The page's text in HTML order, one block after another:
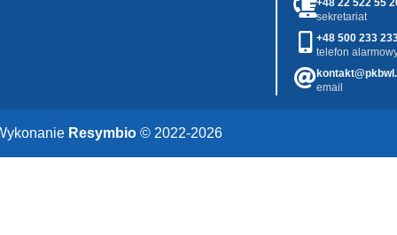
sekretariat
+48 500 233
telefon
email
Resymbio © 2022-2026